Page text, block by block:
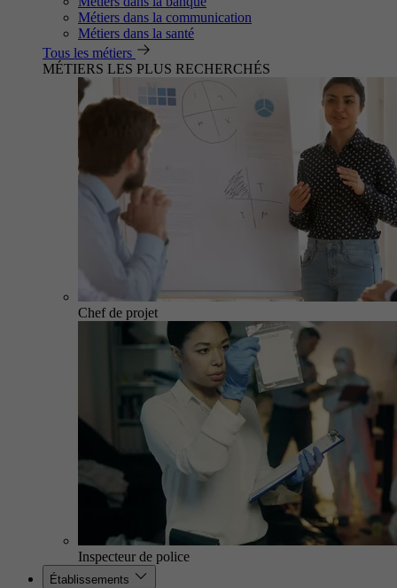
Métiers dans la communication
Métiers dans la santé
Tous les métiers
MÉTIERS LES PLUS RECHERCHÉS
Chef de projet
Inspecteur de police
Établissements